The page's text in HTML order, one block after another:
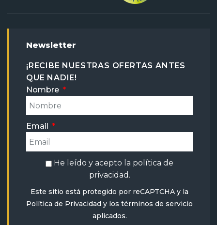
Newsletter
¡RECIBE NUESTRAS OFERTAS ANTES
QUE NADIE!
Nombre
Email
He leído y acepto la política de
privacidad .
Este sitio está protegido por reCAPTCHA y la
Política de Privacidad y los términos de servicio
aplicados.